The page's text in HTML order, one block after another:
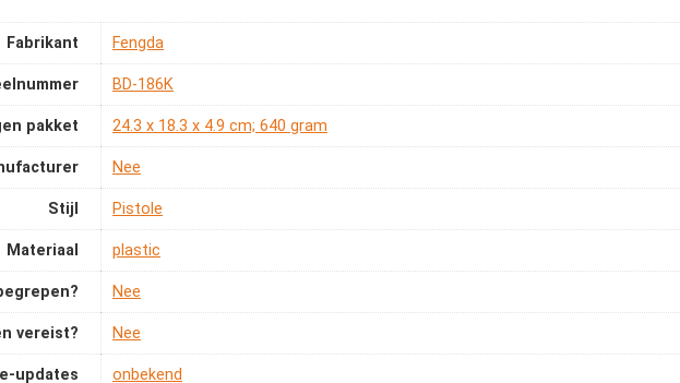
Fabrikant ‎Fengda
‎BD-186K
pakket ‎24.3 x 18.3 x 4.9 cm; 640 gram
‎Nee
Stijl ‎Pistole
Materiaal ‎plastic
‎Nee
vereist? ‎Nee
updates ‎onbekend